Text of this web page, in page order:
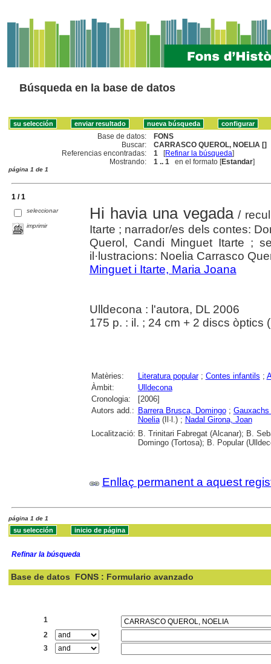
Búsqueda en la base de datos
Base de datos:
FONS
Buscar:
CARRASCO QUEROL, NOELIA []
Referencias encontradas:
1 [Refinar la búsqueda]
Mostrando:
1 .. 1 en el formato [Estandar]
página 1 de 1
1 / 1
seleccionar
imprimir
Hi havia una vegada/
Itarte ; narrador/es dels contes:
Querol, Candi Minguet Itarte ;
il·lustracions: Noelia Carrasco
Minguet i Itarte, Maria Joana
Ulldecona : l'autora, DL 2006
175 p. : il. ; 24 cm + 2 discs òptics
Matèries: Literatura popular; Contes infantils ;
Àmbit:
Ulldecona
Cronologia:
[2006]
Autors add.: Barrera Brusca, Domingo;
Noelia(Il·l.) ; Nadal Girona, Joan
Localització: B. Trinitari Fabregat (Alcanar); B.
Domingo (Tortosa); B. Popular
Enllaç permanent a aquest
página 1 de 1
Refinar la búsqueda
Base de datos FONS : Formulario avanzado
1
2
3